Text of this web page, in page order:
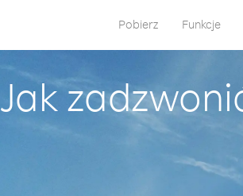
Pobierz Funkcje
Jak